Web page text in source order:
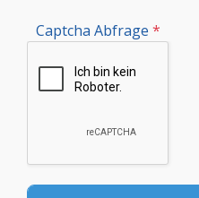
Captcha Abfrage *